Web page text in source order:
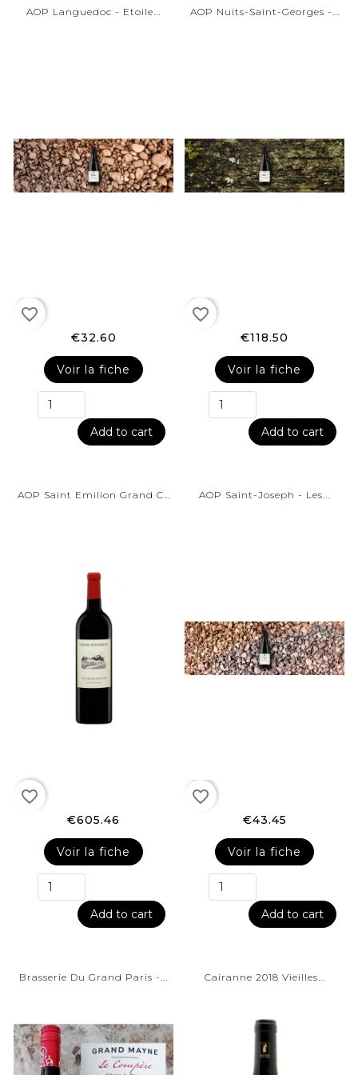
AOP Languedoc - Etoile...
favorite_border
€32.60
Voir la fiche
Add to cart
AOP Nuits-Saint-Georges -...
favorite_border
€118.50
Voir la fiche
Add to cart
favorite_border
€605.46
Voir la fiche
Add to cart
AOP Saint-Joseph - Les...
favorite_border
€43.45
Voir la fiche
Add to cart
Brasserie Du Grand Paris -... Cairanne 2018 Vieilles...